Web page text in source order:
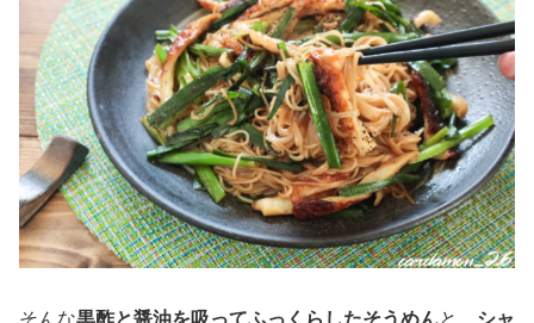
そんな黒酢と醤油を吸ってふっくらしたそうめん と、 シャ